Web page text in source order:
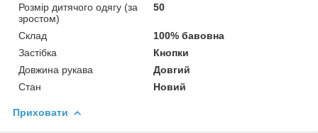
Розмір дитячого одягу (за
зростом)
50
Склад
100% бавовна
Застібка
Кнопки
Довжина рукава
Довгий
Стан
Новий
Приховати